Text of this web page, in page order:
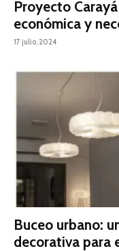
Proyecto
económica y
17 julio, 2024
Buceo urbano:
decorativa para